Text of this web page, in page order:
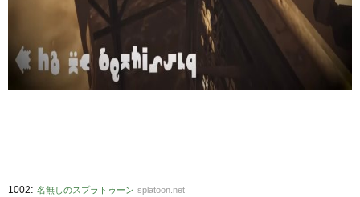
1002: 名無しのスプラトゥーン splatoon.net